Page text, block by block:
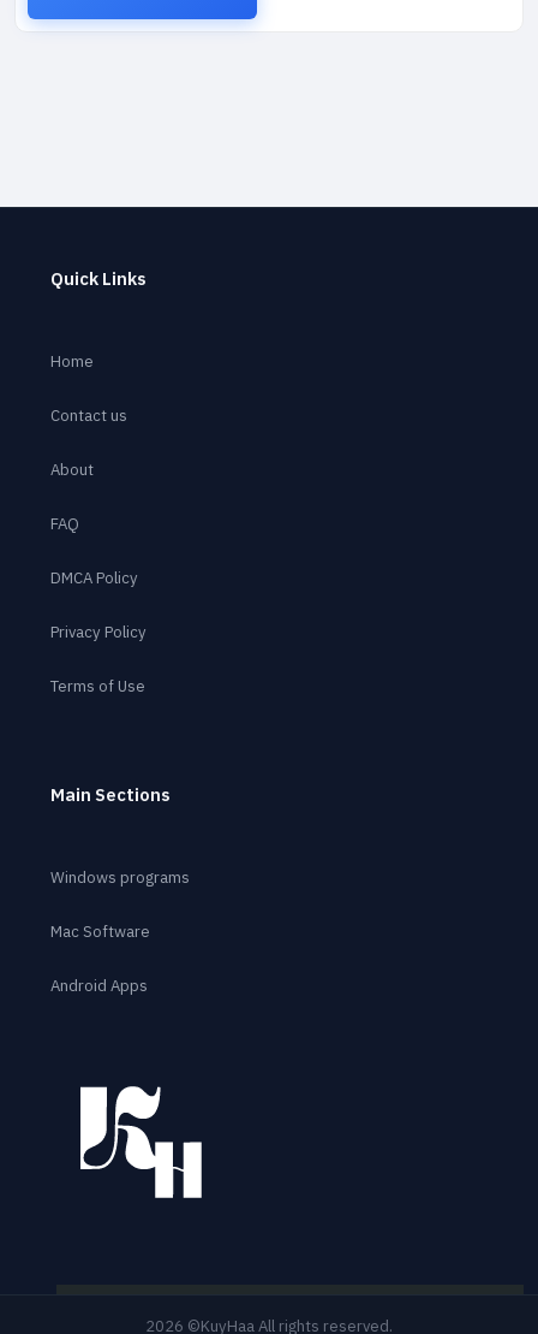
Quick Links
Home
Contact us
About
FAQ
DMCA Policy
Privacy Policy
Terms of Use
Main Sections
Windows programs
Mac Software
Android Apps
2026 ©KuyHaa All rights reserved.